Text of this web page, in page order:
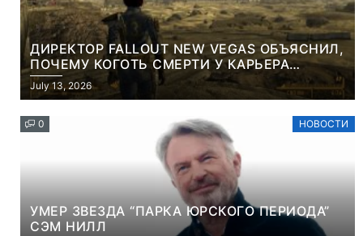
ДИРЕКТОР FALLOUT NEW VEGAS ОБЪЯСНИЛ,
ПОЧЕМУ КОГОТЬ СМЕРТИ У КАРЬЕРА
НАМЕРЕННО СНОСИТ ВАМ ГОЛОВУ
July 13, 2026
0 НОВОСТИ
УМЕР ЗВЕЗДА “ПАРКА ЮРСКОГО ПЕРИОДА”
СЭМ НИЛЛ